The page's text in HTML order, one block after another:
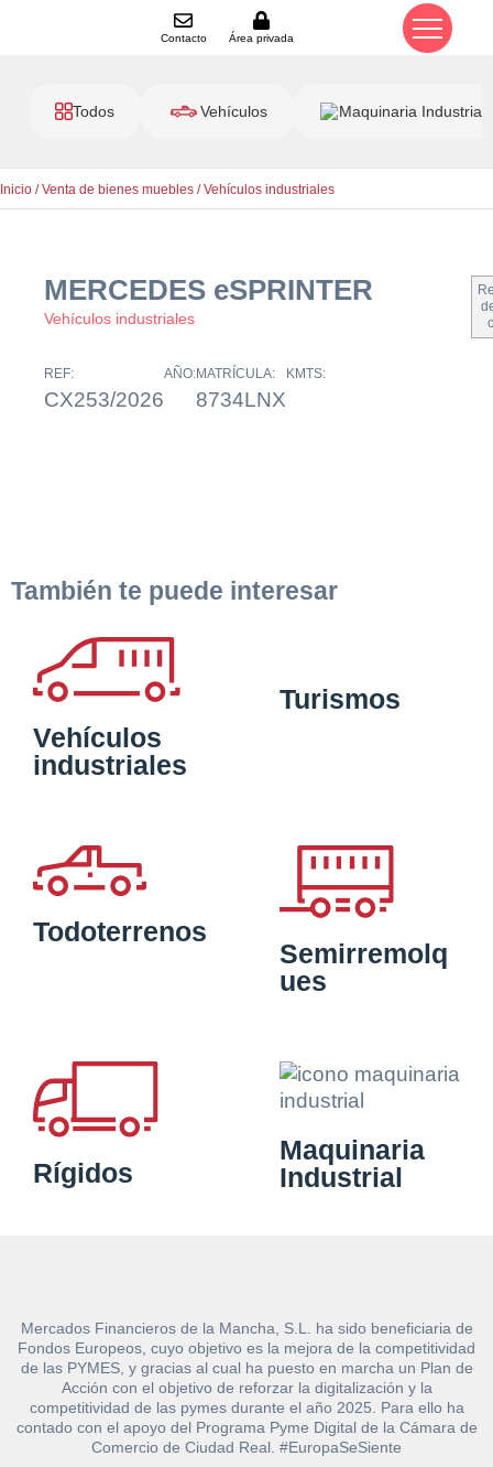
Contacto Área privada
Todos Vehículos Maquinaria Industrial
Inicio /Venta de bienes muebles /Vehículos industriales
MERCEDES eSPRINTER
Vehículos industriales
REF:
CX253/2026
AÑO:MATRÍCULA:
8734LNX
KMTS:
También te puede interesar
Vehículos
industriales
Turismos
Todoterrenos
Semirremolq
ues
Rígidos
Maquinaria
Industrial
Mercados Financieros de la Mancha, S.L. ha sido beneficiaria de
Fondos Europeos, cuyo objetivo es la mejora de la competitividad
de las PYMES, y gracias al cual ha puesto en marcha un Plan de
Acción con el objetivo de reforzar la digitalización y la
competitividad de las pymes durante el año 2025. Para ello ha
contado con el apoyo del Programa Pyme Digital de la Cámara de
Comercio de Ciudad Real. #EuropaSeSiente